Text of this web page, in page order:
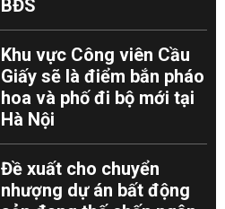
BĐS
Khu vực Công viên Cầu
Giấy sẽ là điểm bắn pháo
hoa và phố đi bộ mới tại
Hà Nội
Đề xuất cho chuyển
nhượng dự án bất động